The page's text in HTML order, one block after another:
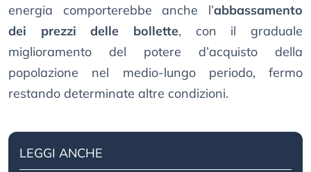
energia comporterebbe anche l’abbassamento
dei prezzi delle bollette, con il graduale
miglioramento del potere d’acquisto della
popolazione nel medio-lungo periodo, fermo
restando determinate altre condizioni.
LEGGI ANCHE